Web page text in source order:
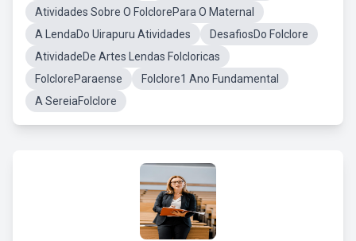
Atividades Sobre O FolclorePara O Maternal
A LendaDo Uirapuru Atividades
DesafiosDo Folclore
AtividadeDe Artes Lendas Folcloricas
FolcloreParaense
Folclore1 Ano Fundamental
A SereiaFolclore